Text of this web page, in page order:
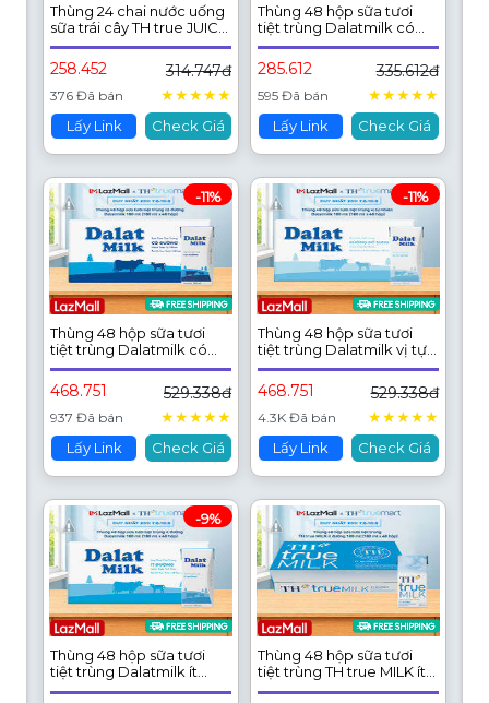
Thùng 24 chai nước uống
sữa trái cây TH true JUICE
milk dâu tự nhiên 300 ml
(300 ml x 24)
258.452 314.747đ
376 Đã bán ★★★★★
Lấy Link Check Giá
Thùng 48 hộp sữa tươi
tiệt trùng Dalatmilk có
đường 110 ml (110 ml x 48)
285.612 335.612đ
595 Đã bán ★★★★★
Lấy Link Check Giá
Thùng 48 hộp sữa tươi
tiệt trùng Dalatmilk có
đường 180 ml (180 ml x
48)
468.751 529.338đ
937 Đã bán ★★★★★
Lấy Link Check Giá
-11%
Thùng 48 hộp sữa tươi
tiệt trùng Dalatmilk vị tự
nhiên 180 ml (180 ml x 48)
468.751 529.338đ
4.3K Đã bán ★★★★★
Lấy Link Check Giá
-11%
Thùng 48 hộp sữa tươi
tiệt trùng Dalatmilk ít
đường 180 ml (180 ml x
-9%
Thùng 48 hộp sữa tươi
tiệt trùng TH true MILK ít
đường 180 ml (180 ml x